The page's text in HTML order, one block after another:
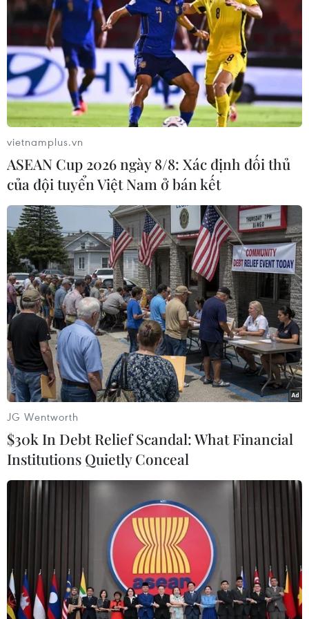
chỉ số Shanghai Composite của Thượng Hải giảm 0,2%.
Chứng khoán Mỹ đi lên sau khi EC cam kết
viện trợ cho Afghanistan
16/09/2021 03:01
Phiên 15/9, chỉ số công nghiệp Dow Jones tăng 0,7%
lên 34.814,39 điểm còn chỉ số tổng hợp S&P 500 tăng
0,9% lên 4.480,70 điểm. Trong khi đó, chỉ số công nghệ
Nasdaq tăng 0,8% lên 15.161,53 điểm.
vietnamplus.vn
ASEAN Cup 2026 ngày 8/8: Xác định đối thủ
của đội tuyển Việt Nam ở bán kết
JG Wentworth
$30k In Debt Relief Scandal: What Financial
Institutions Quietly Conceal